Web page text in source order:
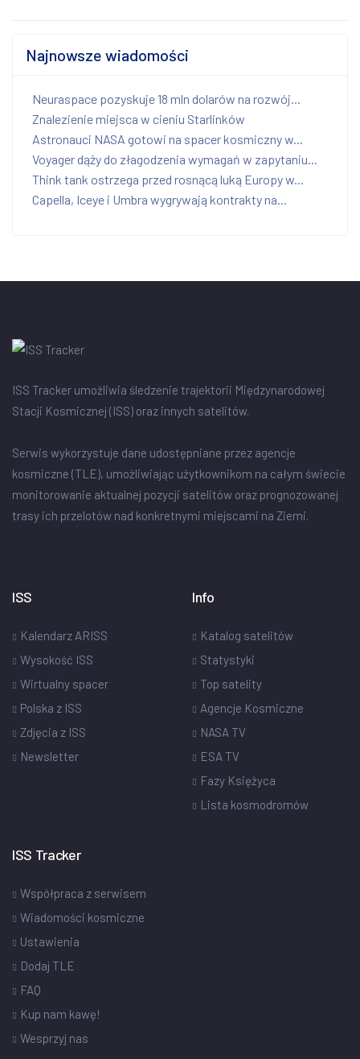
Najnowsze wiadomości
Neuraspace pozyskuje 18 mln dolarów na rozwój...
Znalezienie miejsca w cieniu Starlinków
Astronauci NASA gotowi na spacer kosmiczny w...
Voyager dąży do złagodzenia wymagań w zapytaniu...
Think tank ostrzega przed rosnącą luką Europy w...
Capella, Iceye i Umbra wygrywają kontrakty na...
ISS Tracker umożliwia śledzenie trajektorii Międzynarodowej
Stacji Kosmicznej (ISS) oraz innych satelitów.
Serwis wykorzystuje dane udostępniane przez agencje
kosmiczne (TLE), umożliwiając użytkownikom na całym świecie
monitorowanie aktualnej pozycji satelitów oraz prognozowanej
trasy ich przelotów nad konkretnymi miejscami na Ziemi.
ISS
Kalendarz ARISS
Wysokość ISS
Wirtualny spacer
Polska z ISS
Zdjęcia z ISS
Newsletter
Info
Katalog satelitów
Statystyki
Top satelity
Agencje Kosmiczne
NASA TV
ESA TV
Fazy Księżyca
Lista kosmodromów
ISS Tracker
Współpraca z serwisem
Wiadomości kosmiczne
Ustawienia
Dodaj TLE
FAQ
Kup nam kawę!
Wesprzyj nas